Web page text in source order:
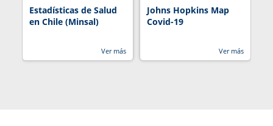
Estadísticas de Salud
en Chile (Minsal)
Ver más
Johns Hopkins Map
Covid-19
Ver más